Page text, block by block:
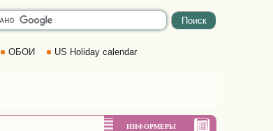
ОБОИ US Holiday calendar
ИНФОРМЕРЫ